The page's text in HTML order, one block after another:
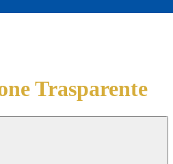
Trasparente